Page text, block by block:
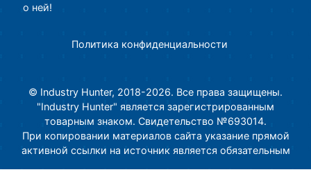
о ней!
Политика конфиденциальности
© Industry Hunter, 2018-2026. Все права защищены.
"Industry Hunter" является зарегистрированным
товарным знаком. Свидетельство №693014.
При копировании материалов сайта указание прямой
активной ссылки на источник является обязательным